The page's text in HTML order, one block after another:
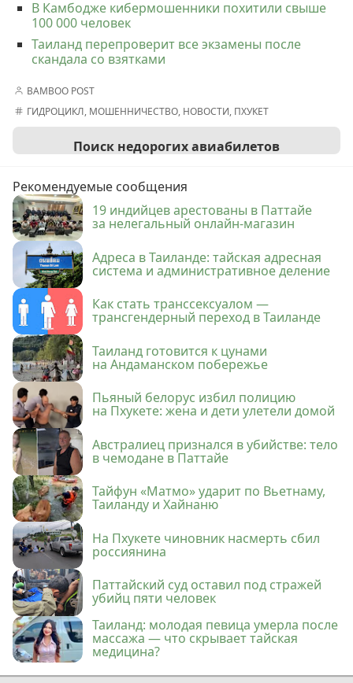
В Камбодже кибермошенники похитили свыше
100 000 человек
Таиланд перепроверит все экзамены после
скандала со взятками
BAMBOO POST
ГИДРОЦИКЛ, МОШЕННИЧЕСТВО, НОВОСТИ, ПХУКЕТ
Поиск недорогих авиабилетов
Рекомендуемые сообщения
19 индийцев арестованы в Паттайе
за нелегальный онлайн-магазин
Адреса в Таиланде: тайская адресная
система и административное деление
Как стать транссексуалом —
трансгендерный переход в Таиланде
Таиланд готовится к цунами
на Андаманском побережье
Пьяный белорус избил полицию
на Пхукете: жена и дети улетели домой
Австралиец признался в убийстве: тело
в чемодане в Паттайе
Тайфун «Матмо» ударит по Вьетнаму,
Таиланду и Хайнаню
На Пхукете чиновник насмерть сбил
россиянина
Паттайский суд оставил под стражей
убийц пяти человек
Таиланд: молодая певица умерла после
массажа — что скрывает тайская
медицина?